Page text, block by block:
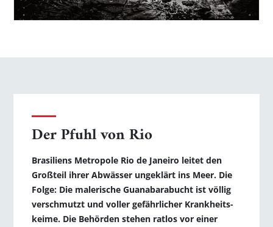
Der Pfuhl von Rio
Brasiliens Metropole Rio de Janeiro leitet den
Großteil ihrer Ab­wässer ungeklärt ins Meer. Die
Folge: Die malerische Guanabarabucht ist völlig
verschmutzt und voller gefährlicher Krankheits­
keime. Die Behörden stehen ratlos vor einer